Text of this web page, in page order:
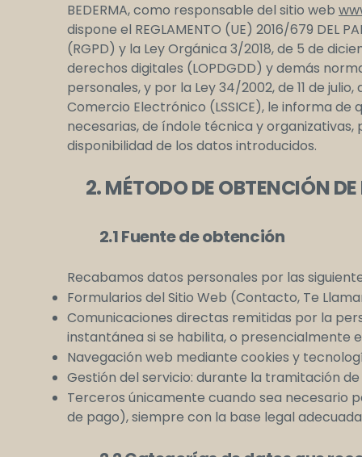
BEDERMA, como responsable del sitio web
dispone el REGLAMENTO (UE) 2016/679 DEL
(RGPD) y la Ley Orgánica 3/2018, de 5 de
derechos digitales (LOPDGDD) y demás
personales, y por la Ley 34/2002, de 11 de
Comercio Electrónico (LSSICE), le informa
necesarias, de índole técnica y
disponibilidad de los datos introducidos.
2. MÉTODO DE OBTENCIÓN
2.1 Fuente de obtención
Recabamos datos personales por las
Formularios del Sitio Web (Contacto, Te
Comunicaciones directas remitidas por la
instantánea si se habilita, o presencialmente
Navegación web mediante cookies y
Gestión del servicio: durante la tramitación
Terceros únicamente cuando sea necesario
de pago), siempre con la base legal